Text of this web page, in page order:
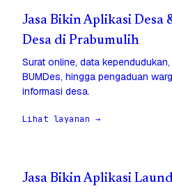
Jasa Bikin Aplikasi Desa
Desa di Prabumulih
Surat online, data
BUMDes, hingga pengaduan
informasi desa.
Lihat layanan →
Jasa Bikin Aplikasi